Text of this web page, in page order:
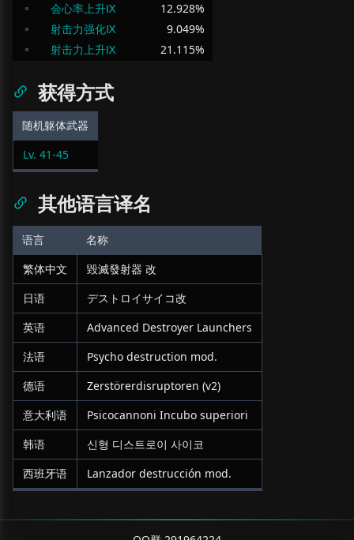
会心率上升Ⅸ
12.928%
射击力强化Ⅸ
9.049%
射击力上升Ⅸ
21.115%
获得方式
随机躯体武器
Lv. 41-45
其他语言译名
语言
名称
繁体中文
毀滅發射器 改
日语
デストロイサイコ改
英语
Advanced Destroyer Launchers
法语
Psycho destruction mod.
德语
Zerstörerdisruptoren (v2)
意大利语
Psicocannoni Incubo superiori
韩语
신형 디스트로이 사이코
西班牙语
Lanzador destrucción mod.